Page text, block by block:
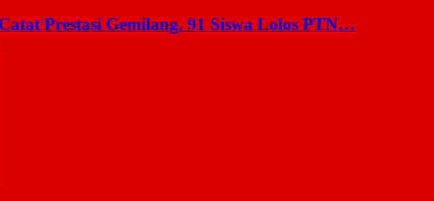
Prestasi Gemilang, 91 Siswa Lolos PTN…